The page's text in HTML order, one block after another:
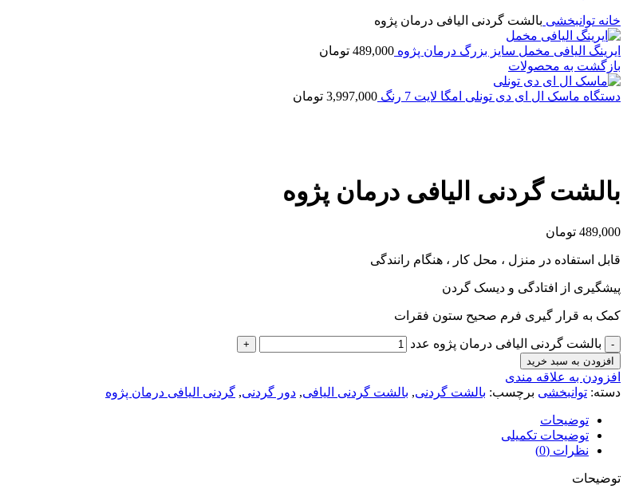
خانه توانبخشی بالشت گردنی الیافی درمان پژوه
ایرینگ الیافی مخمل سایز بزرگ درمان پژوه 489,000 تومان
بازگشت به محصولات
دستگاه ماسک ال ای دی تونلی امگا لایت 7 رنگ 3,997,000 تومان
بالشت گردنی الیافی درمان پژوه
489,000 تومان
قابل استفاده در منزل ، محل کار ، هنگام رانندگی
پیشگیری از افتادگی و دیسک گردن
کمک به قرار گیری فرم صحیح ستون فقرات
بالشت گردنی الیافی درمان پژوه عدد
افزودن به سبد خرید
افزودن به علاقه مندی
دسته: توانبخشی برچسب: بالشت گردنی, بالشت گردنی الیافی, دور گردنی, گردنی الیافی درمان پژوه
توضیحات
توضیحات تکمیلی
نظرات (0)
توضیحات